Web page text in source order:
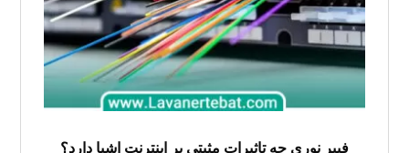
فیبر نوری چه تاثیرات مثبتی بر اینترنت اشیا دارد؟